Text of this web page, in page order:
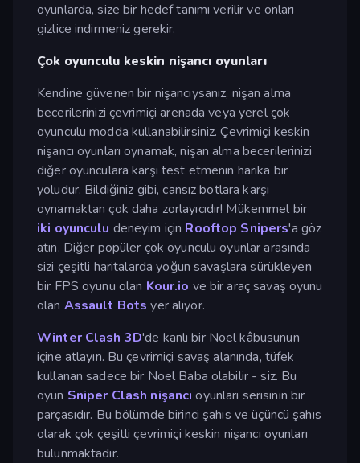
oyunlarda, size bir hedef tanımı verilir ve onları
gizlice indirmeniz gerekir.
Çok oyunculu keskin nişancı oyunları
Kendine güvenen bir nişancıysanız, nişan alma
becerilerinizi çevrimiçi arenada veya yerel çok
oyunculu modda kullanabilirsiniz. Çevrimiçi keskin
nişancı oyunları oynamak, nişan alma becerilerinizi
diğer oyunculara karşı test etmenin harika bir
yoludur. Bildiğiniz gibi, cansız botlara karşı
oynamaktan çok daha zorlayıcıdır! Mükemmel bir
iki oyunculu deneyim için Rooftop Snipers'a göz
atın. Diğer popüler çok oyunculu oyunlar arasında
sizi çeşitli haritalarda yoğun savaşlara sürükleyen
bir FPS oyunu olan Kour.io ve bir araç savaş oyunu
olan Assault Bots yer alıyor.
Winter Clash 3D'de kanlı bir Noel kâbusunun
içine atlayın. Bu çevrimiçi savaş alanında, tüfek
kullanan sadece bir Noel Baba olabilir - siz. Bu
oyun Sniper Clash nişancı oyunları serisinin bir
parçasıdır. Bu bölümde birinci şahıs ve üçüncü şahıs
olarak çok çeşitli çevrimiçi keskin nişancı oyunları
bulunmaktadır.